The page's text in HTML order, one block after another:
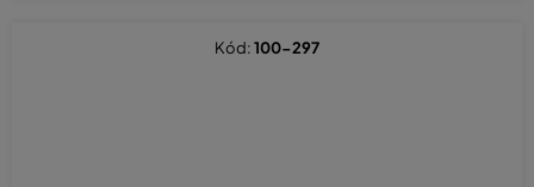
Kód:100-297